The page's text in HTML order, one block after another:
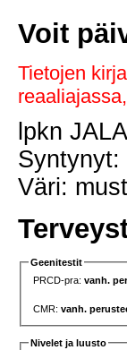
Voit
Tietojen
lpkn
Väri:
Geenitestit
PRCD-pra:vanh.
CMR:vanh.
Nivelet ja luusto